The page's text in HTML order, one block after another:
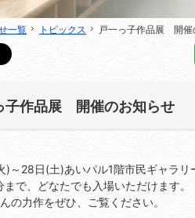
一覧 トピックス 戸一っ子作品展 開催
子作品展 開催のお知らせ
)～28日(土)あいパル1階市民ギャラ
で、どなたでも入場いただけます。
の力作をぜひ、ご覧ください。
一覧 トピックス 戸一っ子作品展 開催